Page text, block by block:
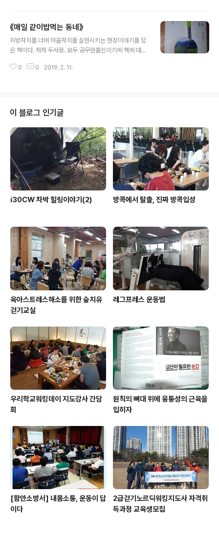
《매일 같이밥먹는 동네》
지방자치를 너머 마을자치를 실현시키는 현장이야기를 담
은 책이다. 저자 두사람. 모두 공무원출신이기에 책에 대한
hem으로 생각했다. 소개하는 사례의 디테일한 부분까지
0 0 2019. 2. 11.
이 블로그 인기글
i30CW 차박 힐링이야기(2) 방콕에서 탈출, 진짜 방콕입성
육아스트레스해소를 위한 숲치유
걷기교실
레그프레스 운동법
우리학교워킹데이 지도강사 간담
회
원칙의 뼈대 위에 융통성의 근육을
입히자
[함안소방서] 내몸소통, 운동이 답
이다
2급걷기노르딕워킹지도사 자격취
득과정 교육생모집